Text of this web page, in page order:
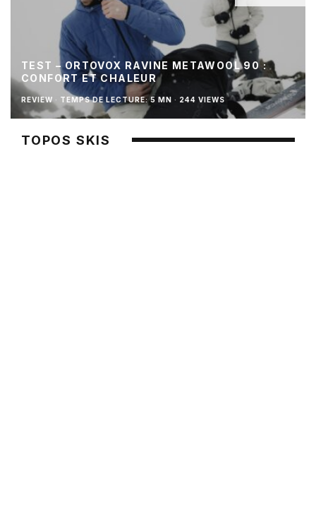
TEST – ORTOVOX RAVINE METAWOOL 90 :
CONFORT ET CHALEUR
REVIEW · TEMPS DE LECTURE: 5 MN · 244 VIEWS
TOPOS SKIS